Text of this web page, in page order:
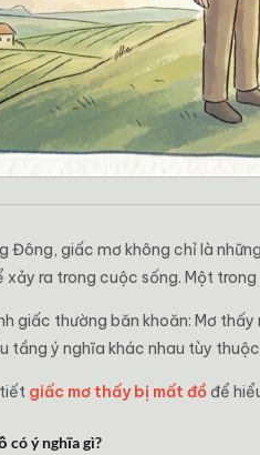
Đông, giấc mơ không chỉ là
ra trong cuộc sống. Một
giấc thường băn khoăn: Mơ
tầng ý nghĩa khác nhau tùy
giấc mơ thấy bị mất đồ để
có ý nghĩa gì?